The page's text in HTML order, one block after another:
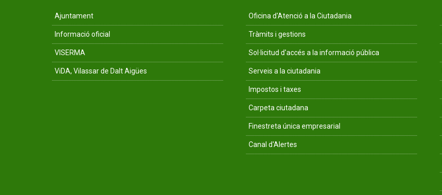
Ajuntament
Informació oficial
VISERMA
ViDA, Vilassar de Dalt Aigües
Oficina d'Atenció a la Ciutadania
Tràmits i gestions
Sol·licitud d'accés a la informació pública
Serveis a la ciutadania
Impostos i taxes
Carpeta ciutadana
Finestreta única empresarial
Canal d'Alertes